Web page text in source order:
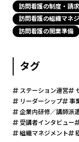
訪問看護の制度・請
訪問看護の組織マネ
訪問看護の開業準備
タグ
ステーション運営
リーダーシップ
事
企業内研修／講師派
受講者インタビュー
組織マネジメント